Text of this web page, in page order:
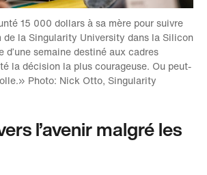
15 000 dollars à sa mère pour suivre
de la Singularity University dans la Silicon
d’une semaine destiné aux cadres
la décision la plus courageuse. Ou peut-
Photo: Nick Otto, Singularity
l’avenir malgré les